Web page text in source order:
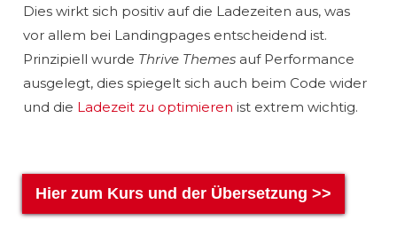
Dies wirkt sich positiv auf die Ladezeiten aus, was
vor allem bei Landingpages entscheidend ist.
Prinzipiell wurde Thrive Themes auf Performance
ausgelegt, dies spiegelt sich auch beim Code wider
und die Ladezeit zu optimieren ist extrem wichtig.
Hier zum Kurs und der Übersetzung >>